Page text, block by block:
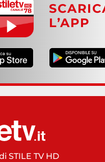
L’APP
STILE TV HD